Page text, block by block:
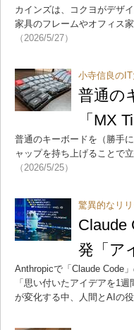
カインズは、コクヨがデザ
家具のフレームやオフィス
（2026/5/27）
小寺信良のIT
普通の
「MX
普通のキーボードを（勝手
ャップを持ち上げることで
（2026/5/25）
驚異的なリ
Claude
発「ア
Anthropicで「Claude Code
「思い付いたアイデアを1
が変化する中、人間とAIの